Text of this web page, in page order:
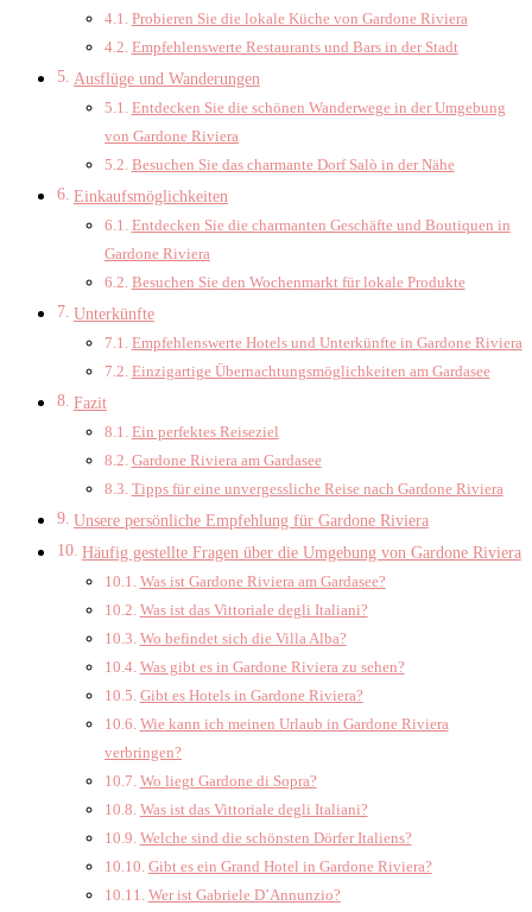
Probieren Sie die lokale Küche von Gardone Riviera
Empfehlenswerte Restaurants und Bars in der Stadt
Ausflüge und Wanderungen
Entdecken Sie die schönen Wanderwege in der Umgebung
von Gardone Riviera
Besuchen Sie das charmante Dorf Salò in der Nähe
Einkaufsmöglichkeiten
Entdecken Sie die charmanten Geschäfte und Boutiquen in
Gardone Riviera
Besuchen Sie den Wochenmarkt für lokale Produkte
Unterkünfte
Empfehlenswerte Hotels und Unterkünfte in Gardone Riviera
Einzigartige Übernachtungsmöglichkeiten am Gardasee
Fazit
Ein perfektes Reiseziel
Gardone Riviera am Gardasee
Tipps für eine unvergessliche Reise nach Gardone Riviera
Unsere persönliche Empfehlung für Gardone Riviera
Häufig gestellte Fragen über die Umgebung von Gardone Riviera
Was ist Gardone Riviera am Gardasee?
Was ist das Vittoriale degli Italiani?
Wo befindet sich die Villa Alba?
Was gibt es in Gardone Riviera zu sehen?
Gibt es Hotels in Gardone Riviera?
Wie kann ich meinen Urlaub in Gardone Riviera
verbringen?
Wo liegt Gardone di Sopra?
Was ist das Vittoriale degli Italiani?
Welche sind die schönsten Dörfer Italiens?
Gibt es ein Grand Hotel in Gardone Riviera?
Wer ist Gabriele D’Annunzio?